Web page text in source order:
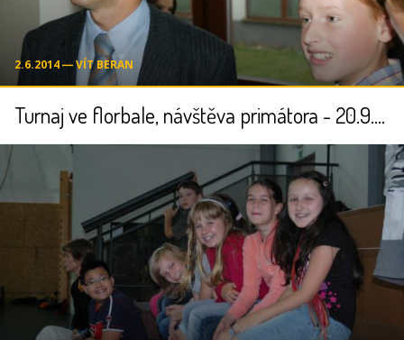
2.6.2014 ― VÍT BERAN
Turnaj ve florbale, návštěva primátora - 20.9.2008